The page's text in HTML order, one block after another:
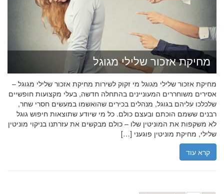
מחיקת אזכור שלילי מגוגל
מחיקת אזכור שלילי מגוגל מי זקוק לשירות מחיקת אזכור שלילי מגוגל –
אסירים משוחררים המעוניינים בהתחלה חדשה, בעלי מקצועות חופשיים
שלכלכו עליהם בגוגל, מנהלים בכירים שהואשמו במעשים חסרי שחר,
רבנים ששמם הוכתם ובעצם כולם. כל מי שיודע שתוצאות חיפוש גוגל
לא משקפות את המוניטין שלו – כולם מבקשים את עזרתנו בניקוי מוניטין
שלילי, מחיקת מוניטין פוגעני […]
קרא עוד